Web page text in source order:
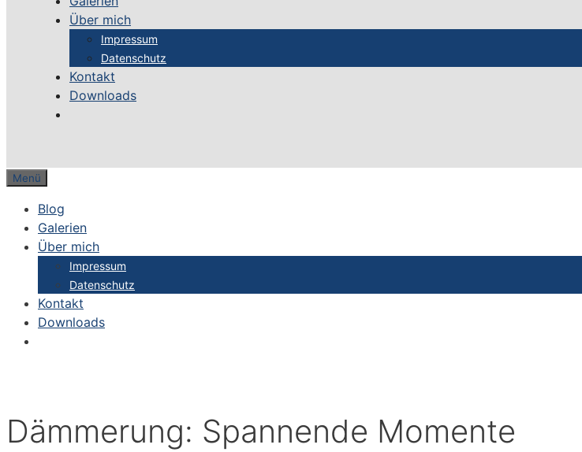
Über mich
Impressum
Datenschutz
Kontakt
Downloads
Menü
Blog
Galerien
Über mich
Impressum
Datenschutz
Kontakt
Downloads
Dämmerung: Spannende Momente